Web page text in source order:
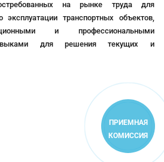
на рынке труда для
эксплуатации транспортных объектов,
и профессиональными
для решения текущих и
ПРИЕМНАЯ
КОМИССИЯ